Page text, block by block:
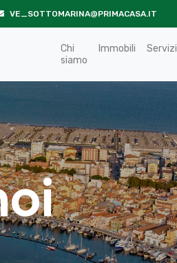
VE_SOTTOMARINA@PRIMACASA.IT
Chi
siamo
Immobili Servizi